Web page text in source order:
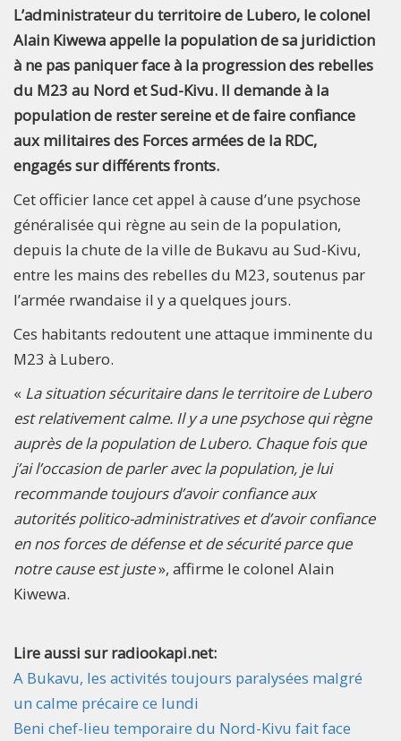
L’administrateur du territoire de Lubero, le colonel
Alain Kiwewa appelle la population de sa juridiction
à ne pas paniquer face à la progression des rebelles
du M23 au Nord et Sud-Kivu. Il demande à la
population de rester sereine et de faire confiance
aux militaires des Forces armées de la RDC,
engagés sur différents fronts.
Cet officier lance cet appel à cause d’une psychose
généralisée qui règne au sein de la population,
depuis la chute de la ville de Bukavu au Sud-Kivu,
entre les mains des rebelles du M23, soutenus par
l’armée rwandaise il y a quelques jours.
Ces habitants redoutent une attaque imminente du
M23 à Lubero.
« La situation sécuritaire dans le territoire de Lubero
est relativement calme. Il y a une psychose qui règne
auprès de la population de Lubero. Chaque fois que
j’ai l’occasion de parler avec la population, je lui
recommande toujours d’avoir confiance aux
autorités politico-administratives et d’avoir confiance
en nos forces de défense et de sécurité parce que
notre cause est juste», affirme le colonel Alain
Kiwewa.
Lire aussi sur radiookapi.net:
A Bukavu, les activités toujours paralysées malgré
un calme précaire ce lundi
Beni chef-lieu temporaire du Nord-Kivu fait face